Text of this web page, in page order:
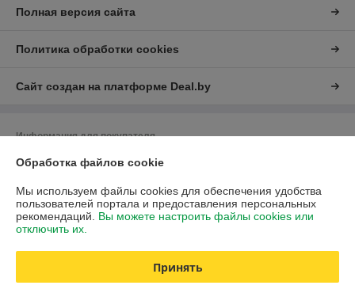
Полная версия сайта
Политика обработки cookies
Сайт создан на платформе Deal.by
Информация для покупателя
Юридическое лицо:ЧУП "Либра"
Минская обл., г.Дзержинск, ул.Фоминых,7
Регистрационный номер ЕГР: 690033361
УНП: 690033361
Дата регистрации компании: 31.05.2004
Обработка файлов cookie
Мы используем файлы cookies для обеспечения удобства
пользователей портала и предоставления персональных
рекомендаций. Вы можете настроить файлы cookies или
отключить их.
Принять